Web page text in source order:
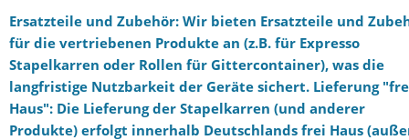
Ersatzteile und Zubehör: Wir bieten Ersatzteile und
für die vertriebenen Produkte an (z.B. für Expresso
Stapelkarren oder Rollen für Gittercontainer), was die
langfristige Nutzbarkeit der Geräte sichert. Lieferung
Haus": Die Lieferung der Stapelkarren (und anderer
Produkte) erfolgt innerhalb Deutschlands frei Haus